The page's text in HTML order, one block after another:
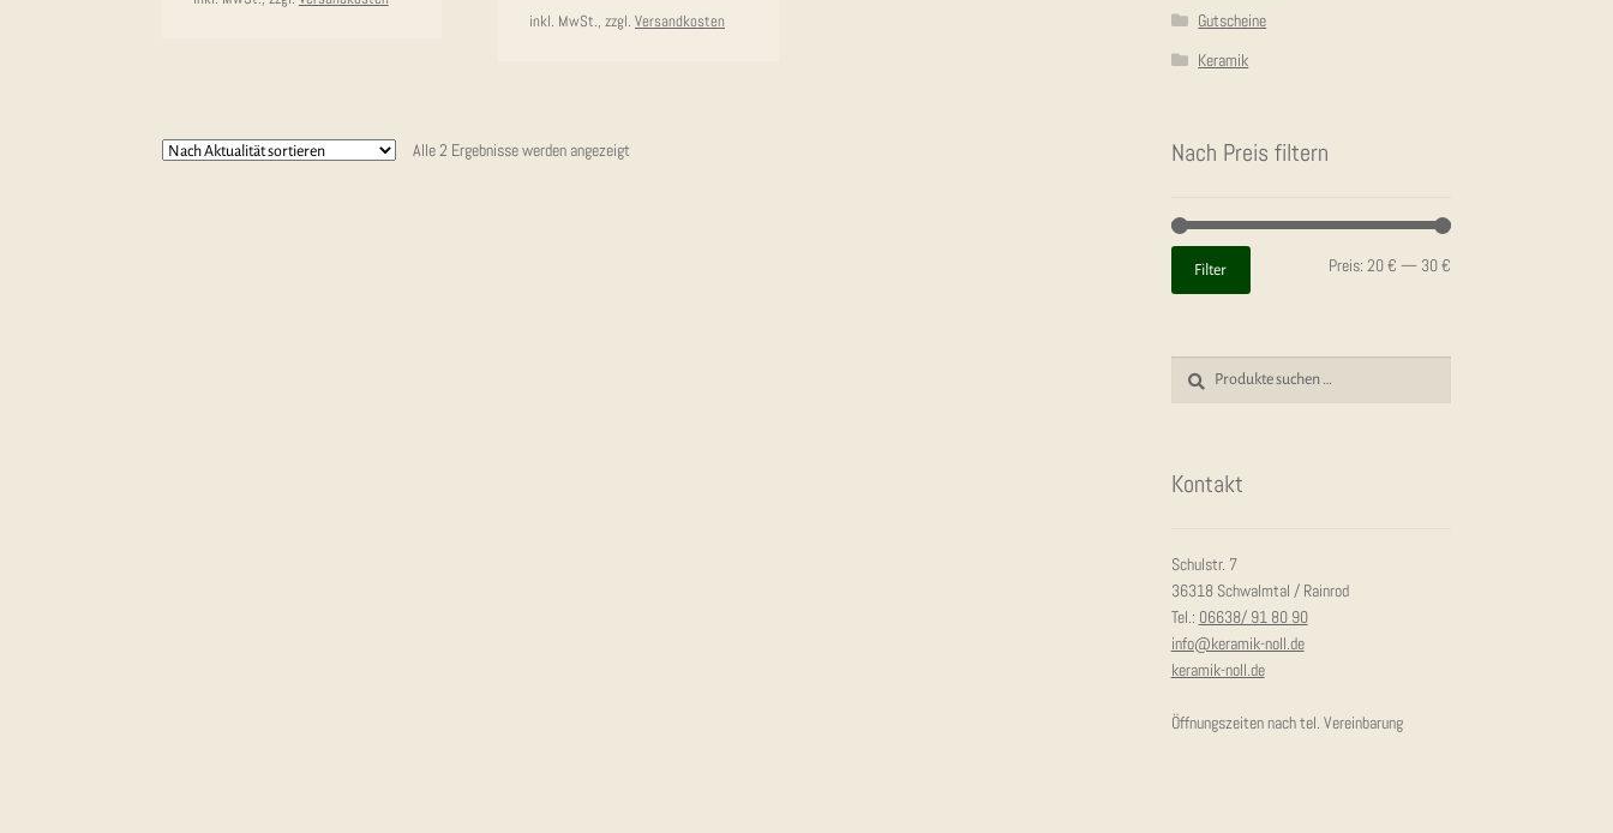
inkl. MwSt., zzgl. Versandkosten
Alle 2 Ergebnisse werden angezeigtNach
Gutscheine
Keramik
Nach Preis filtern
Filter Preis:20 € — 30 €
nach:
Kon­takt
Schulstr. 7
36318 Schwalmtal / Rainrod
Tel.: 06638/ 91 80 90
info@keramik-noll.de
keramik-noll.de
Öffnungszeiten nach tel. Vereinbarung